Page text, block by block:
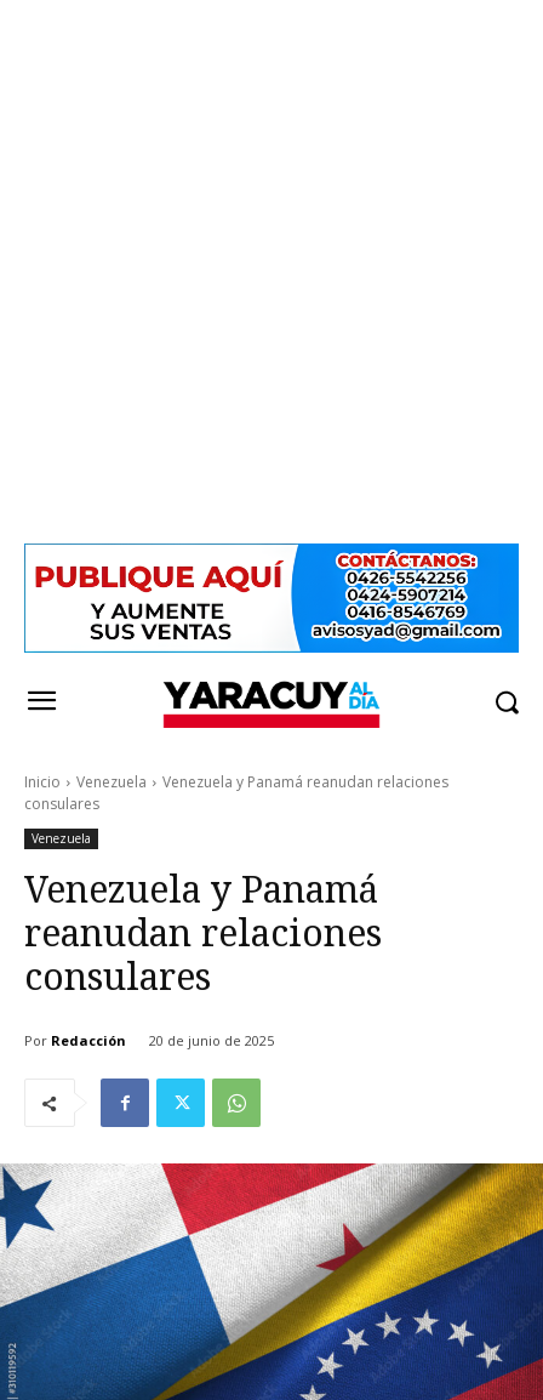
Inicio Venezuela
Venezuela y Panamá reanudan relaciones
consulares
Venezuela
Venezuela y Panamá
reanudan relaciones
consulares
Por Redacción 20 de junio de 2025